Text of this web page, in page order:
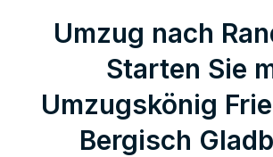
Umzug nach
Starten Sie
Umzugskönig
Bergisch